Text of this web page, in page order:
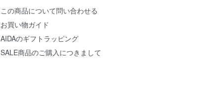
この商品について問い合わせる
お買い物ガイド
AIDAのギフトラッピング
SALE商品のご購入につきまして